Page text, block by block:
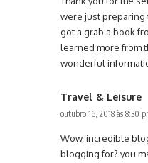
were just preparing
got a grab a book
learned more from
wonderful
Travel & Leisure
outubro 16, 2018 às 8:30
Wow, incredible
blogging for? you